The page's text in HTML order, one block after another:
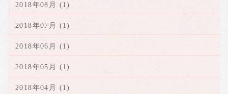
2018年08月 (1)
2018年07月 (1)
2018年06月 (1)
2018年05月 (1)
2018年04月 (1)